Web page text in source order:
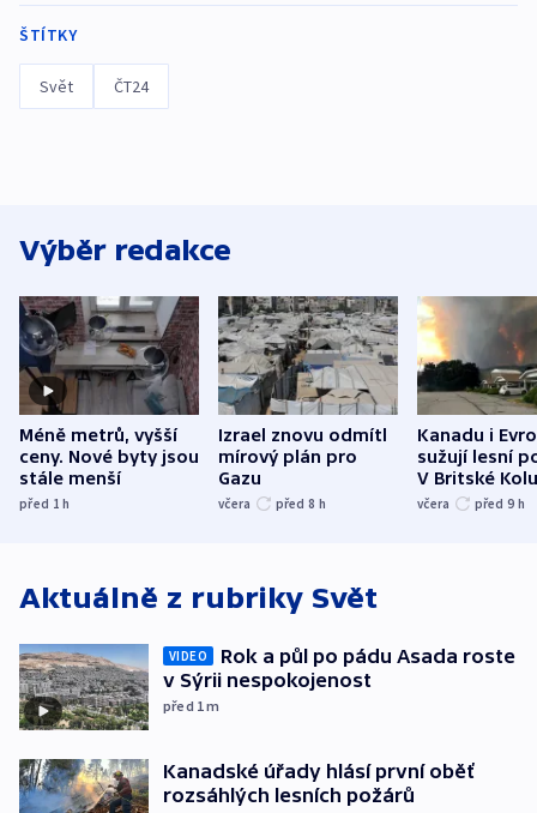
ŠTÍTKY
Svět ČT24
Výběr redakce
Méně metrů, vyšší
ceny. Nové byty jsou
stále menší
před 1h
Izrael znovu odmítl
mírový plán pro
Gazu
včera před 8 h
Kanadu i
sužují lesní
V Britské
evakuovali
včera před 9 h
Aktuálně z rubriky Svět
VIDEO
Rok a půl po pádu Asada roste
v Sýrii nespokojenost
před 1m
Kanadské úřady hlásí první oběť
rozsáhlých lesních požárů